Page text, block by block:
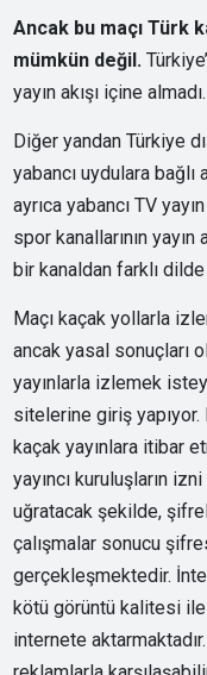
Ancak bu maçı Türk
mümkün değil.
yayın akışı içine almadı.
Diğer yandan Türkiye
yabancı uydulara
ayrıca yabancı TV
spor kanallarının yayın
bir kanaldan farklı
Maçı kaçak yollarla
ancak yasal sonuçları
yayınlarla izlemek
sitelerine giriş
kaçak yayınlara itibar
yayıncı kuruluşların
uğratacak şekilde,
çalışmalar sonucu
gerçekleşmektedir.
kötü görüntü kalitesi
internete